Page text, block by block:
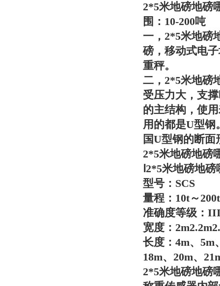
2*5米地磅地磅
围：10-200吨
一， 2*5米地磅
磅，移动式电
重秤。
二， 2*5米地磅
受压力大，支
的主结构，使
用的都是U型钢
国U型钢的断
2*5米地磅地磅
2*5米地磅地磅
型号：SCS
量程：10t～200t
准确度等级：
宽度：
长度：4m、5m
18m、20m、
2*5米地磅地磅